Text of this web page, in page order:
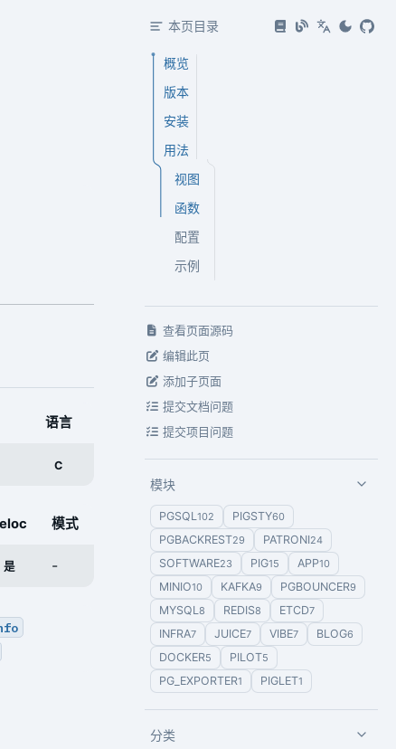
语言
C
模式
是 -
本页目录
概览
版本
安装
用法
视图
函数
配置
示例
查看页面源码
编辑此页
添加子页面
提交文档问题
提交项目问题
模块
PGSQL102 PIGSTY60
PGBACKREST29 PATRONI24
SOFTWARE23 PIG15 APP10
MINIO10 KAFKA9 PGBOUNCER9
MYSQL8 REDIS8 ETCD7
INFRA7 JUICE7 VIBE7 BLOG6
DOCKER5 PILOT5
PG_EXPORTER1 PIGLET1
分类